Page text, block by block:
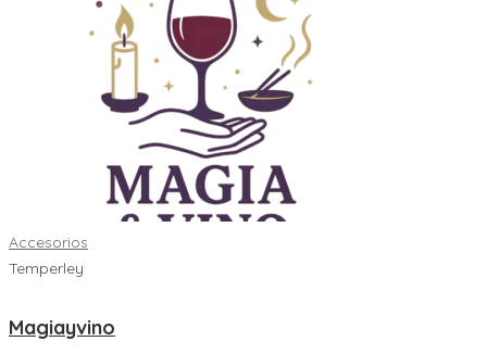
Accesorios
Temperley
Magiayvino